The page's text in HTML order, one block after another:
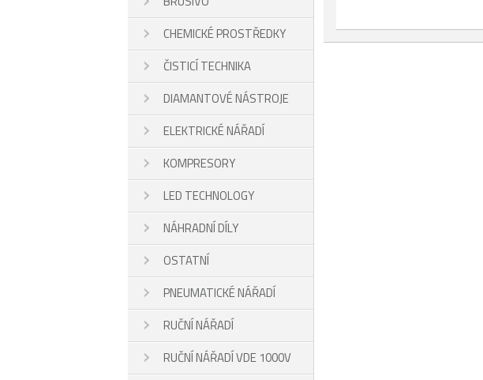
CHEMICKÉ PROSTŘEDKY
ČISTICÍ TECHNIKA
DIAMANTOVÉ NÁSTROJE
ELEKTRICKÉ NÁŘADÍ
KOMPRESORY
LED TECHNOLOGY
NÁHRADNÍ DÍLY
OSTATNÍ
PNEUMATICKÉ NÁŘADÍ
RUČNÍ NÁŘADÍ
RUČNÍ NÁŘADÍ VDE 1000V